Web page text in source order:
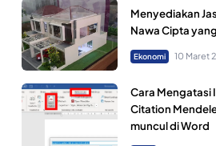
Menyediakan
Nawa Cipta
Ekonomi 10 Maret
Cara Mengatasi
Citation
muncul di Word